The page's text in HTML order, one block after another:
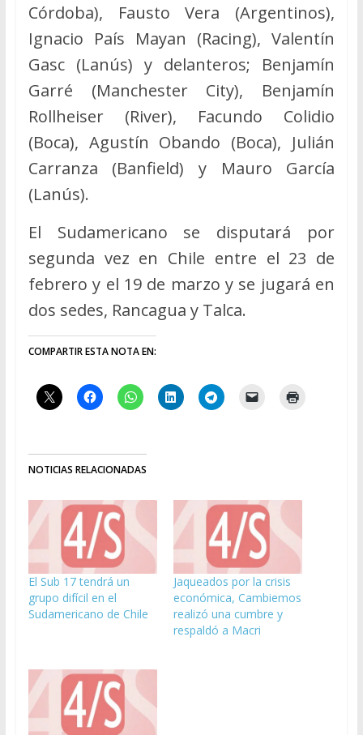
Córdoba), Fausto Vera (Argentinos),
Ignacio País Mayan (Racing), Valentín
Gasc (Lanús) y delanteros; Benjamín
Garré (Manchester City), Benjamín
Rollheiser (River), Facundo Colidio
(Boca), Agustín Obando (Boca), Julián
Carranza (Banfield) y Mauro García
(Lanús).
El Sudamericano se disputará por
segunda vez en Chile entre el 23 de
febrero y el 19 de marzo y se jugará en
dos sedes, Rancagua y Talca.
COMPARTIR ESTA NOTA EN:
NOTICIAS RELACIONADAS
El Sub 17 tendrá un
grupo difícil en el
Sudamericano de Chile
Jaqueados por la crisis
económica, Cambiemos
realizó una cumbre y
respaldó a Macri